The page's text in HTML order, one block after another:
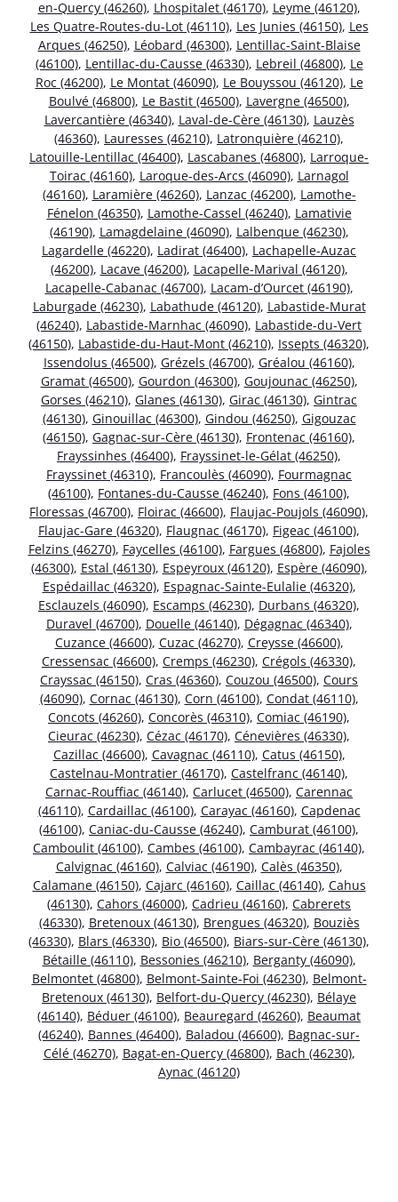
en-Quercy (46260), Lhospitalet (46170), Leyme (46120),
Les Quatre-Routes-du-Lot (46110), Les Junies (46150), Les
Arques (46250), Léobard (46300), Lentillac-Saint-Blaise
(46100), Lentillac-du-Causse (46330), Lebreil (46800), Le
Roc (46200), Le Montat (46090), Le Bouyssou (46120), Le
Boulvé (46800), Le Bastit (46500), Lavergne (46500),
Lavercantière (46340), Laval-de-Cère (46130), Lauzès
(46360), Lauresses (46210), Latronquière (46210),
Latouille-Lentillac (46400), Lascabanes (46800), Larroque-
Toirac (46160), Laroque-des-Arcs (46090), Larnagol
(46160), Laramière (46260), Lanzac (46200), Lamothe-
Fénelon (46350), Lamothe-Cassel (46240), Lamativie
(46190), Lamagdelaine (46090), Lalbenque (46230),
Lagardelle (46220), Ladirat (46400), Lachapelle-Auzac
(46200), Lacave (46200), Lacapelle-Marival (46120),
Lacapelle-Cabanac (46700), Lacam-d’Ourcet (46190),
Laburgade (46230), Labathude (46120), Labastide-Murat
(46240), Labastide-Marnhac (46090), Labastide-du-Vert
(46150), Labastide-du-Haut-Mont (46210), Issepts (46320),
Issendolus (46500), Grézels (46700), Gréalou (46160),
Gramat (46500), Gourdon (46300), Goujounac (46250),
Gorses (46210), Glanes (46130), Girac (46130), Gintrac
(46130), Ginouillac (46300), Gindou (46250), Gigouzac
(46150), Gagnac-sur-Cère (46130), Frontenac (46160),
Frayssinhes (46400), Frayssinet-le-Gélat (46250),
Frayssinet (46310), Francoulès (46090), Fourmagnac
(46100), Fontanes-du-Causse (46240), Fons (46100),
Floressas (46700), Floirac (46600), Flaujac-Poujols (46090),
Flaujac-Gare (46320), Flaugnac (46170), Figeac (46100),
Felzins (46270), Faycelles (46100), Fargues (46800), Fajoles
(46300), Estal (46130), Espeyroux (46120), Espère (46090),
Espédaillac (46320), Espagnac-Sainte-Eulalie (46320),
Esclauzels (46090), Escamps (46230), Durbans (46320),
Duravel (46700), Douelle (46140), Dégagnac (46340),
Cuzance (46600), Cuzac (46270), Creysse (46600),
Cressensac (46600), Cremps (46230), Crégols (46330),
Crayssac (46150), Cras (46360), Couzou (46500), Cours
(46090), Cornac (46130), Corn (46100), Condat (46110),
Concots (46260), Concorès (46310), Comiac (46190),
Cieurac (46230), Cézac (46170), Cénevières (46330),
Cazillac (46600), Cavagnac (46110), Catus (46150),
Castelnau-Montratier (46170), Castelfranc (46140),
Carnac-Rouffiac (46140), Carlucet (46500), Carennac
(46110), Cardaillac (46100), Carayac (46160), Capdenac
(46100), Caniac-du-Causse (46240), Camburat (46100),
Camboulit (46100), Cambes (46100), Cambayrac (46140),
Calvignac (46160), Calviac (46190), Calès (46350),
Calamane (46150), Cajarc (46160), Caillac (46140), Cahus
(46130), Cahors (46000), Cadrieu (46160), Cabrerets
(46330), Bretenoux (46130), Brengues (46320), Bouziès
(46330), Blars (46330), Bio (46500), Biars-sur-Cère (46130),
Bétaille (46110), Bessonies (46210), Berganty (46090),
Belmontet (46800), Belmont-Sainte-Foi (46230), Belmont-
Bretenoux (46130), Belfort-du-Quercy (46230), Bélaye
(46140), Béduer (46100), Beauregard (46260), Beaumat
(46240), Bannes (46400), Baladou (46600), Bagnac-sur-
Célé (46270), Bagat-en-Quercy (46800), Bach (46230),
Aynac (46120)